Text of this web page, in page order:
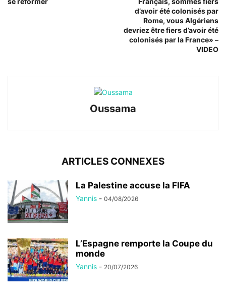
d’avoir été colonisés par
Rome, vous Algériens
devriez être fiers d’avoir été
colonisés par la France» –
VIDEO
Oussama
ARTICLES CONNEXES
La Palestine accuse la FIFA
Yannis - 04/08/2026
L’Espagne remporte la Coupe du
monde
Yannis - 20/07/2026